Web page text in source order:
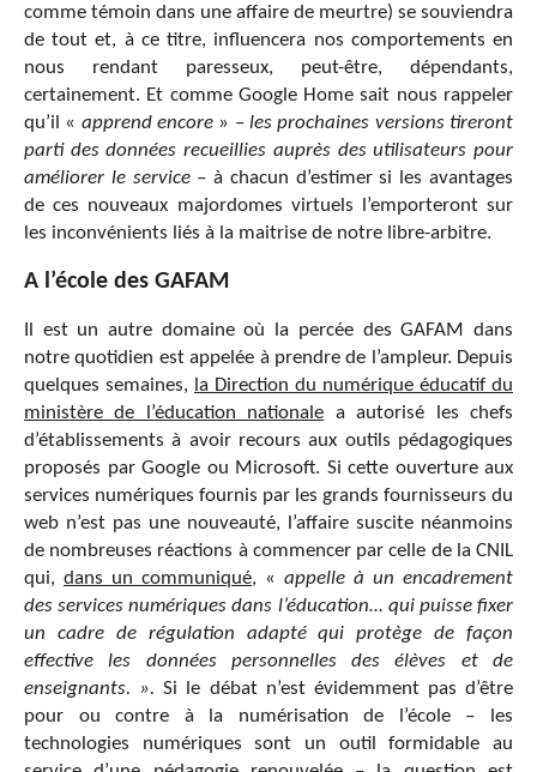
comme témoin dans une affaire de meurtre) se souviendra
de tout et, à ce titre, influencera nos comportements en
nous rendant paresseux, peut-être, dépendants,
certainement. Et comme Google Home sait nous rappeler
qu’il « apprend encore » –les prochaines versions tireront
parti des données recueillies auprès des utilisateurs pour
améliorer le service – à chacun d’estimer si les avantages
de ces nouveaux majordomes virtuels l’emporteront sur
les inconvénients liés à la maitrise de notre libre-arbitre.
A l’école des GAFAM
Il est un autre domaine où la percée des GAFAM dans
notre quotidien est appelée à prendre de l’ampleur. Depuis
quelques semaines, la Direction du numérique éducatif du
ministère de l’éducation nationale a autorisé les chefs
d’établissements à avoir recours aux outils pédagogiques
proposés par Google ou Microsoft. Si cette ouverture aux
services numériques fournis par les grands fournisseurs du
web n’est pas une nouveauté, l’affaire suscite néanmoins
de nombreuses réactions à commencer par celle de la CNIL
qui, dans un communiqué, « appelle à un encadrement
des services numériques dans l’éducation… qui puisse fixer
un cadre de régulation adapté qui protège de façon
effective les données personnelles des élèves et de
enseignants. ».Si le débat n’est évidemment pas d’être
pour ou contre à la numérisation de l’école – les
technologies numériques sont un outil formidable au